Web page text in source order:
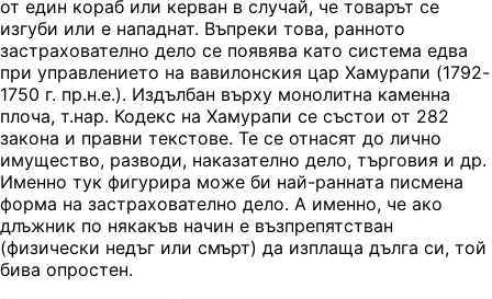
от един кораб или керван в случай, че товарът се
изгуби или е нападнат. Въпреки това, ранното
застрахователно дело се появява като система едва
при управлението на вавилонския цар Хамурапи (1792-
1750 г. пр.н.е.). Издълбан върху монолитна каменна
плоча, т.нар. Кодекс на Хамурапи се състои от 282
закона и правни текстове. Те се отнасят до лично
имущество, разводи, наказателно дело, търговия и др.
Именно тук фигурира може би най-ранната писмена
форма на застрахователно дело. А именно, че ако
длъжник по някакъв начин е възпрепятстван
(физически недъг или смърт) да изплаща дълга си, той
бива опростен.